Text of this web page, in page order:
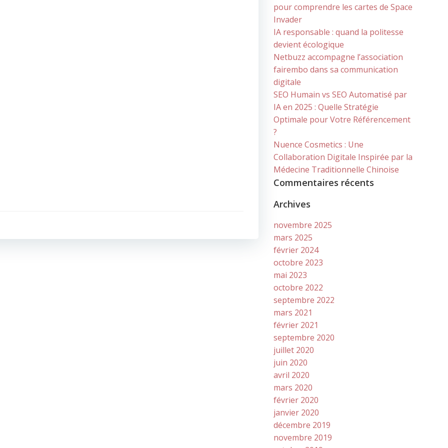
pour comprendre les cartes de Space
Invader
IA responsable : quand la politesse
devient écologique
Netbuzz accompagne l’association
fairembo dans sa communication
digitale
SEO Humain vs SEO Automatisé par
IA en 2025 : Quelle Stratégie
Optimale pour Votre Référencement
?
Nuence Cosmetics : Une
Collaboration Digitale Inspirée par la
Médecine Traditionnelle Chinoise
Commentaires récents
Archives
novembre 2025
mars 2025
février 2024
octobre 2023
mai 2023
octobre 2022
septembre 2022
mars 2021
février 2021
septembre 2020
juillet 2020
juin 2020
avril 2020
mars 2020
février 2020
janvier 2020
décembre 2019
novembre 2019